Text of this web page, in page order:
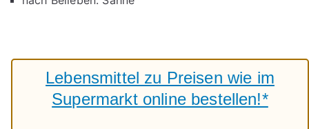
Lebensmittel zu Preisen wie im
Supermarkt online bestellen!*